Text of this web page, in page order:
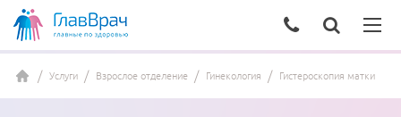
Услуги Взрослое отделение Гинекология Гистероскопия матки